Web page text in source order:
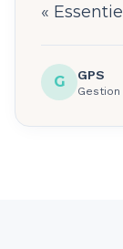
«
G GPS